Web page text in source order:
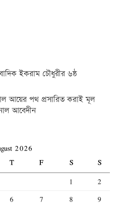
ইকরাম চৌধুরীর ৬ষ্ঠ
আয়ের পথ প্রসারিত করাই মূল
আবেদীন
2026
T F S
S
1
2
6 7 8
9